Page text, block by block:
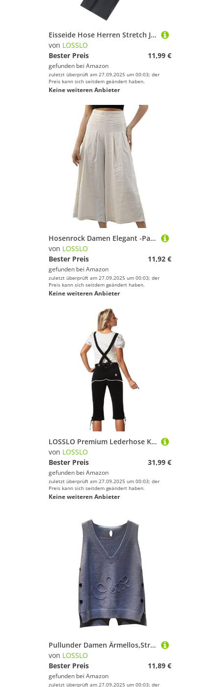
Eisseide Hose Herren Stretch Jogginghose Herren Baggy Sommer Freizeithose Lang Hosen mit Gummizug Modern Sporthose mit Reißverschlusstaschen Bequem Stoffhose Sport Laufhose Leichte Softshellhose
von LOSSLO
Bester Preis
11,99 €
gefunden bei Amazon
zuletzt überprüft am 27.09.2025 um 00:03; der
Preis kann sich seitdem geändert haben.
Keine weiteren Anbieter
Hosenrock Damen Elegant -Palazzo Hose Damen Sommer,Yogahose Damen Kurz Sommerhose Leicht Baggy Jogginghose Culottes Hosen Freizeithose Weites Bein Strandhose Sporthose Schlaghose mit Taschen
von LOSSLO
Bester Preis
11,92 €
gefunden bei Amazon
zuletzt überprüft am 27.09.2025 um 00:03; der
Preis kann sich seitdem geändert haben.
Keine weiteren Anbieter
LOSSLO Premium Lederhose Kurz für Damen Leder Trachtenhose mit Träger Trachten Couture Bayerische Oktoberfest Traditionelle Echthosen RobustGr. 36-44
von LOSSLO
Bester Preis
31,99 €
gefunden bei Amazon
zuletzt überprüft am 27.09.2025 um 00:03; der
Preis kann sich seitdem geändert haben.
Keine weiteren Anbieter
Pullunder Damen Ärmellos,Strickpullunder Elegant Strickweste V Ausschnitt Einfarbig Strick Tank Top Kurz Freizeit Sweater Freizeit Lose Stricken Weste Winter Herbst Strickpullover
von LOSSLO
Bester Preis
11,89 €
gefunden bei Amazon
zuletzt überprüft am 27.09.2025 um 00:03; der